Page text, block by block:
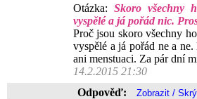
Otázka:Skoro všechny
vyspělé a já pořád nic.
Proč jsou skoro všechny
vyspělé a já pořád ne a
ani menstuaci. Za pár dní
14.2.2015 21:30
Odpověď: